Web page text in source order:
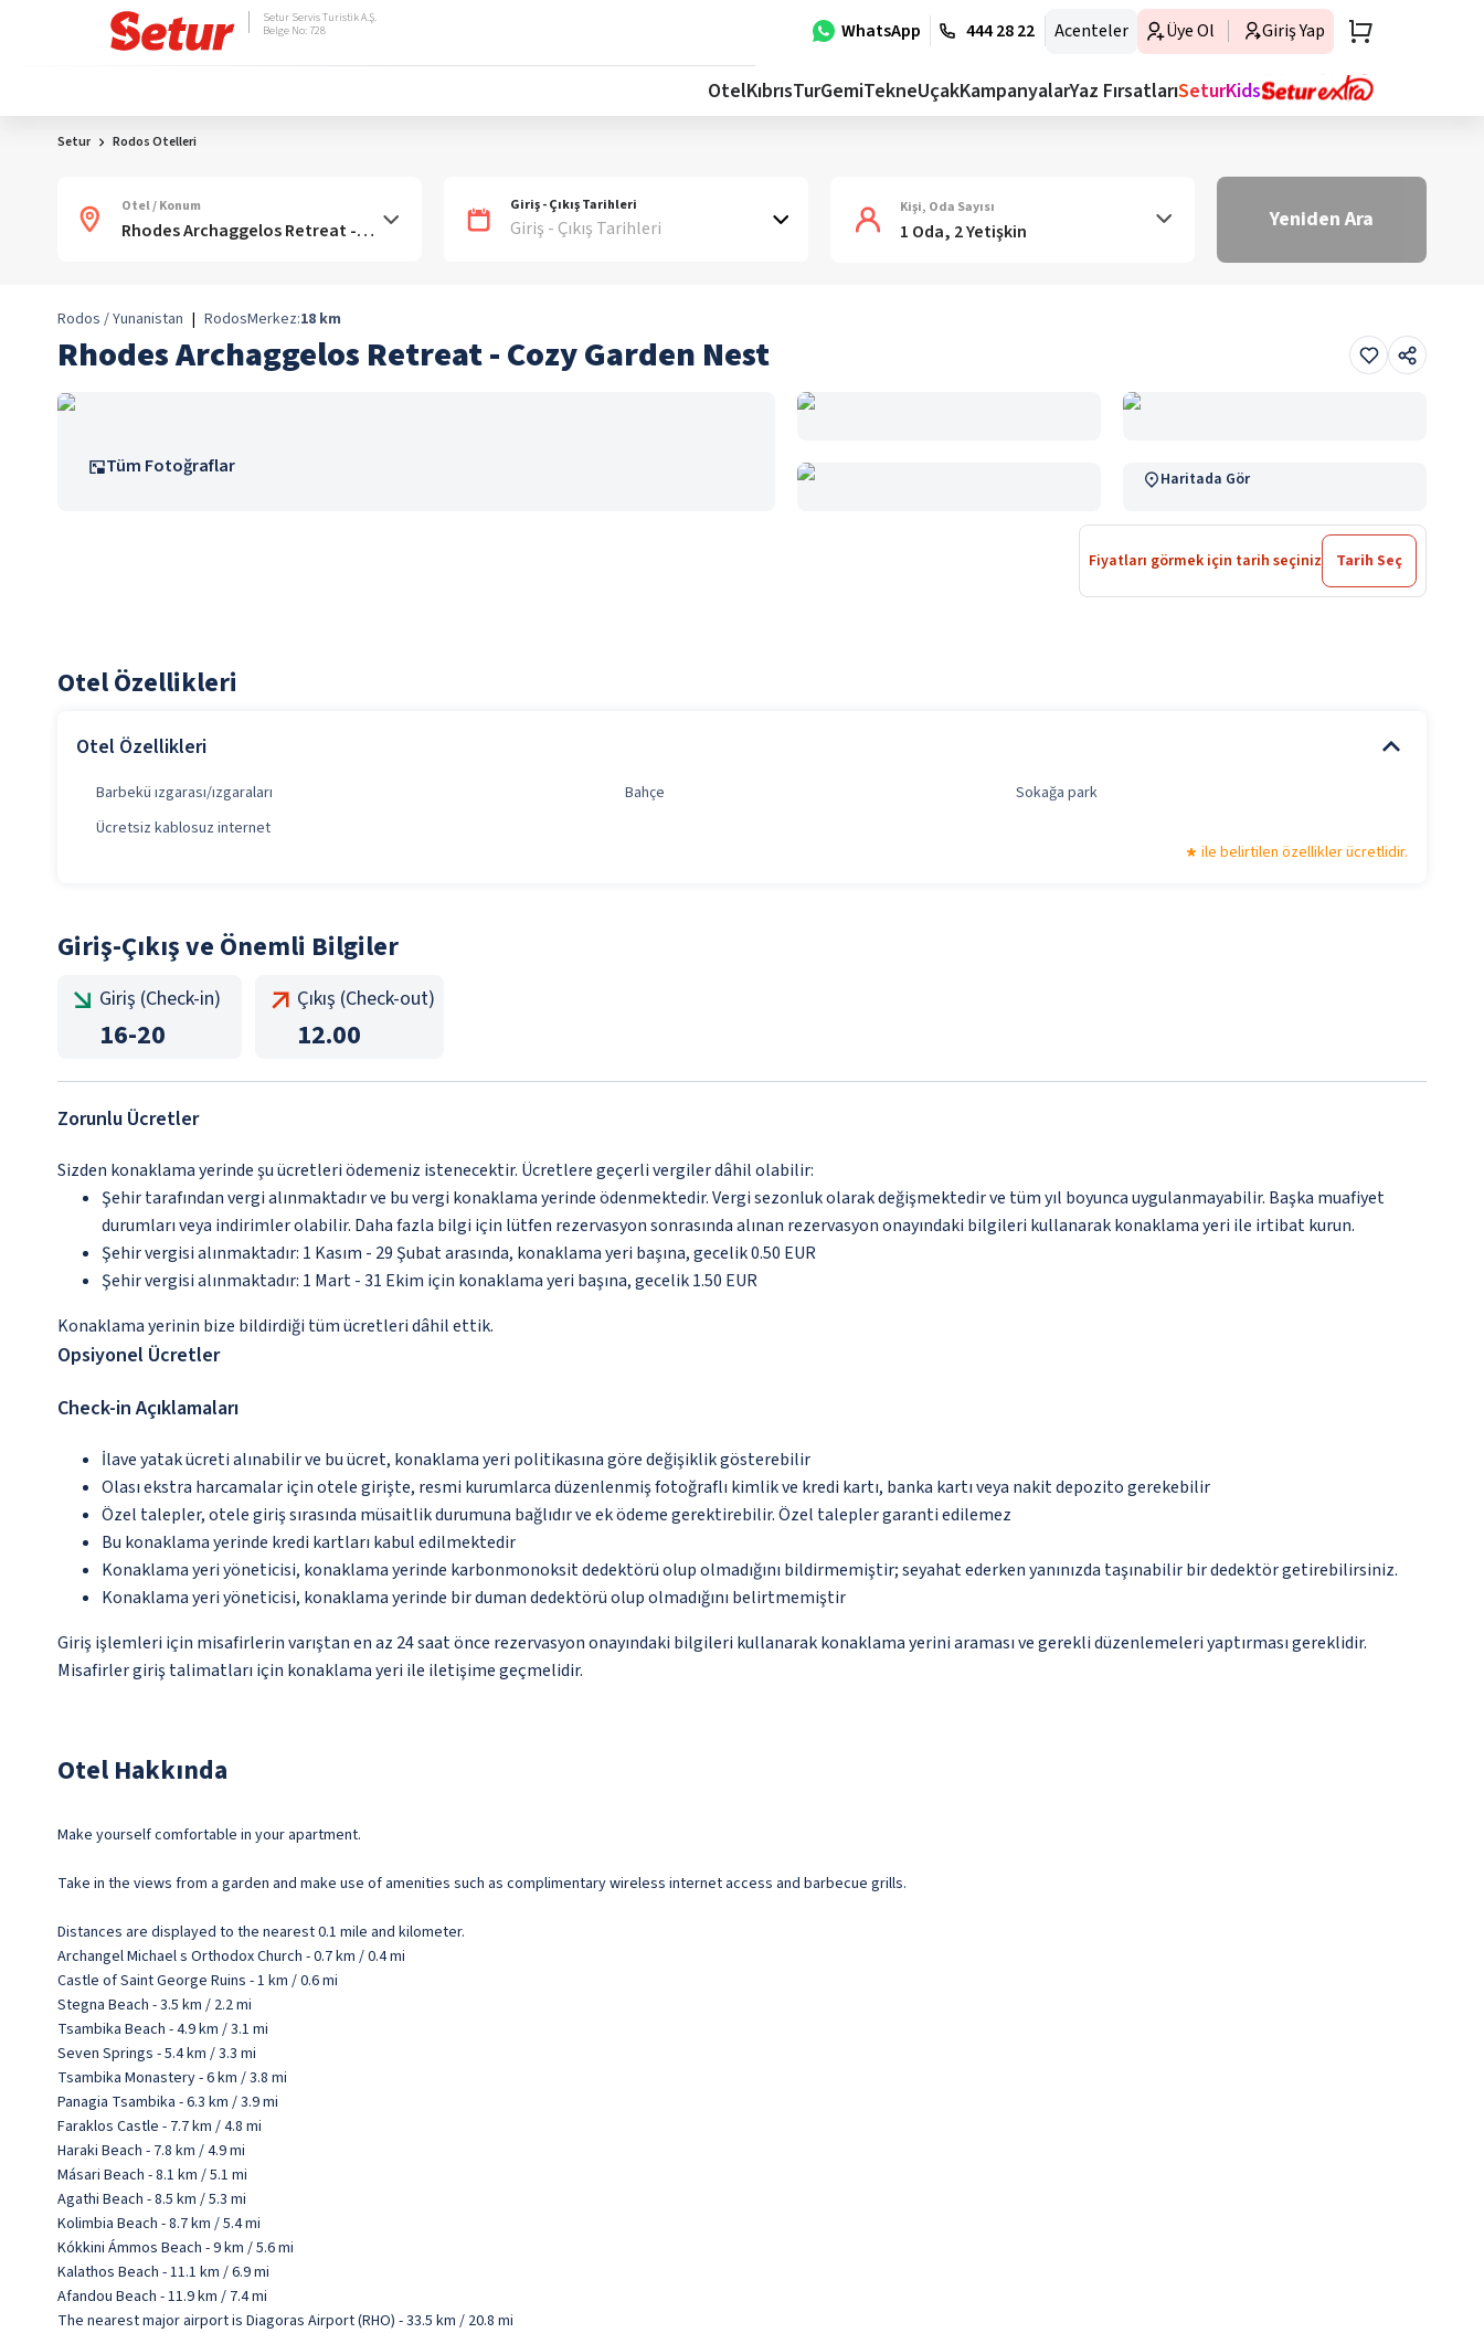
WhatsApp 444 28 22 Acenteler Üye Ol Giriş Yap
Setur Servis Turistik A.Ş.
Belge No: 728
OtelKıbrısTurGemiTekneUçakKampanyalarYaz FırsatlarıSeturKids
Setur Rodos Otelleri
Otel / Konum Giriş - Çıkış Tarihleri
Giriş - Çıkış Tarihleri
Kişi, Oda Sayısı
1 Oda, 2 Yetişkin Yeniden Ara
Rodos / Yunanistan | RodosMerkez:18 km
Rhodes Archaggelos Retreat - Cozy Garden Nest
Tüm Fotoğraflar
Haritada Gör
Fiyatları görmek için tarih seçiniz Tarih Seç
Otel Özellikleri
Otel Özellikleri
Barbekü ızgarası/ızgaraları Bahçe
Sokağa park
Ücretsiz kablosuz internet
ile belirtilen özellikler ücretlidir.
Giriş-Çıkış ve Önemli Bilgiler
Giriş (Check-in)
16-20
Çıkış (Check-out)
12.00
Zorunlu Ücretler
Sizden konaklama yerinde şu ücretleri ödemeniz istenecektir. Ücretlere geçerli vergiler dâhil olabilir:
Şehir tarafından vergi alınmaktadır ve bu vergi konaklama yerinde ödenmektedir. Vergi sezonluk olarak değişmektedir ve tüm yıl boyunca uygulanmayabilir. Başka muafiyet
durumları veya indirimler olabilir. Daha fazla bilgi için lütfen rezervasyon sonrasında alınan rezervasyon onayındaki bilgileri kullanarak konaklama yeri ile irtibat kurun.
Şehir vergisi alınmaktadır: 1 Kasım - 29 Şubat arasında, konaklama yeri başına, gecelik 0.50 EUR
Şehir vergisi alınmaktadır: 1 Mart - 31 Ekim için konaklama yeri başına, gecelik 1.50 EUR
Konaklama yerinin bize bildirdiği tüm ücretleri dâhil ettik.
Opsiyonel Ücretler
Check-in Açıklamaları
İlave yatak ücreti alınabilir ve bu ücret, konaklama yeri politikasına göre değişiklik gösterebilir
Olası ekstra harcamalar için otele girişte, resmi kurumlarca düzenlenmiş fotoğraflı kimlik ve kredi kartı, banka kartı veya nakit depozito gerekebilir
Özel talepler, otele giriş sırasında müsaitlik durumuna bağlıdır ve ek ödeme gerektirebilir. Özel talepler garanti edilemez
Bu konaklama yerinde kredi kartları kabul edilmektedir
Konaklama yeri yöneticisi, konaklama yerinde karbonmonoksit dedektörü olup olmadığını bildirmemiştir; seyahat ederken yanınızda taşınabilir bir dedektör getirebilirsiniz.
Konaklama yeri yöneticisi, konaklama yerinde bir duman dedektörü olup olmadığını belirtmemiştir
Giriş işlemleri için misafirlerin varıştan en az 24 saat önce rezervasyon onayındaki bilgileri kullanarak konaklama yerini araması ve gerekli düzenlemeleri yaptırması gereklidir.
Misafirler giriş talimatları için konaklama yeri ile iletişime geçmelidir.
Otel Hakkında
Make yourself comfortable in your apartment.
Take in the views from a garden and make use of amenities such as complimentary wireless internet access and barbecue grills.
Distances are displayed to the nearest 0.1 mile and kilometer.
Archangel Michael s Orthodox Church - 0.7 km / 0.4 mi
Castle of Saint George Ruins - 1 km / 0.6 mi
Stegna Beach - 3.5 km / 2.2 mi
Tsambika Beach - 4.9 km / 3.1 mi
Seven Springs - 5.4 km / 3.3 mi
Tsambika Monastery - 6 km / 3.8 mi
Panagia Tsambika - 6.3 km / 3.9 mi
Faraklos Castle - 7.7 km / 4.8 mi
Haraki Beach - 7.8 km / 4.9 mi
Másari Beach - 8.1 km / 5.1 mi
Agathi Beach - 8.5 km / 5.3 mi
Kolimbia Beach - 8.7 km / 5.4 mi
Kókkini Ámmos Beach - 9 km / 5.6 mi
Kalathos Beach - 11.1 km / 6.9 mi
Afandou Beach - 11.9 km / 7.4 mi
The nearest major airport is Diagoras Airport (RHO) - 33.5 km / 20.8 mi